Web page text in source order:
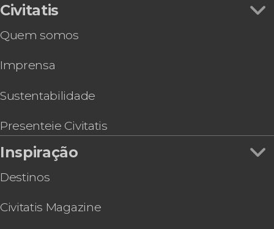
Passeio de catamarã com jantar
Iguazú
Espetáculo no Madero Tango + Jantar
Iguaçu
Cataratas do Iguaçu
Tour de bicicleta pelas Cataratas do Iguaçu
Ingresso do Movie Cars
Civitatis
Quem somos
Imprensa
Sustentabilidade
Presenteie Civitatis
Inspiração
Destinos
Civitatis Magazine